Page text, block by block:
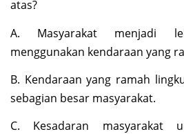
atas?
A. Masyarakat menjadi
menggunakan kendaraan yang
B. Kendaraan yang ramah
sebagian besar masyarakat.
C. Kesadaran masyarakat